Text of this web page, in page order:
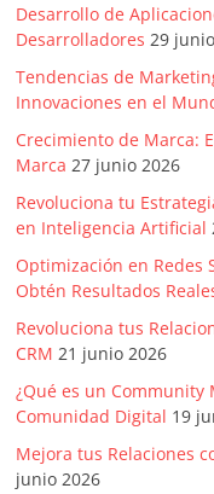
Desarrollo de
Desarrolladores 29
Tendencias de
Innovaciones en el
Crecimiento de Marca:
Marca 27 junio 2026
Revoluciona tu
en Inteligencia Artificial
Optimización en Redes
Obtén Resultados
Revoluciona tus
CRM 21 junio 2026
¿Qué es un Community
Comunidad Digital 19
Mejora tus Relaciones
junio 2026